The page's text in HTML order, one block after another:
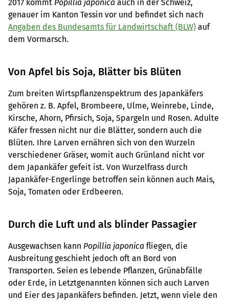
2017 kommt Popillia japonica auch in der Schweiz,
genauer im Kanton Tessin vor und befindet sich nach
Angaben des Bundesamts für Landwirtschaft (BLW) auf
dem Vormarsch.
Von Apfel bis Soja, Blätter bis Blüten
Zum breiten Wirtspflanzenspektrum des Japankäfers
gehören z. B. Apfel, Brombeere, Ulme, Weinrebe, Linde,
Kirsche, Ahorn, Pfirsich, Soja, Spargeln und Rosen. Adulte
Käfer fressen nicht nur die Blätter, sondern auch die
Blüten. Ihre Larven ernähren sich von den Wurzeln
verschiedener Gräser, womit auch Grünland nicht vor
dem Japankäfer gefeit ist. Von Wurzelfrass durch
Japankäfer-Engerlinge betroffen sein können auch Mais,
Soja, Tomaten oder Erdbeeren.
Durch die Luft und als blinder Passagier
Ausgewachsen kann Popillia japonica fliegen, die
Ausbreitung geschieht jedoch oft an Bord von
Transporten. Seien es lebende Pflanzen, Grünabfälle
oder Erde, in Letztgenannten können sich auch Larven
und Eier des Japankäfers befinden. Jetzt, wenn viele den